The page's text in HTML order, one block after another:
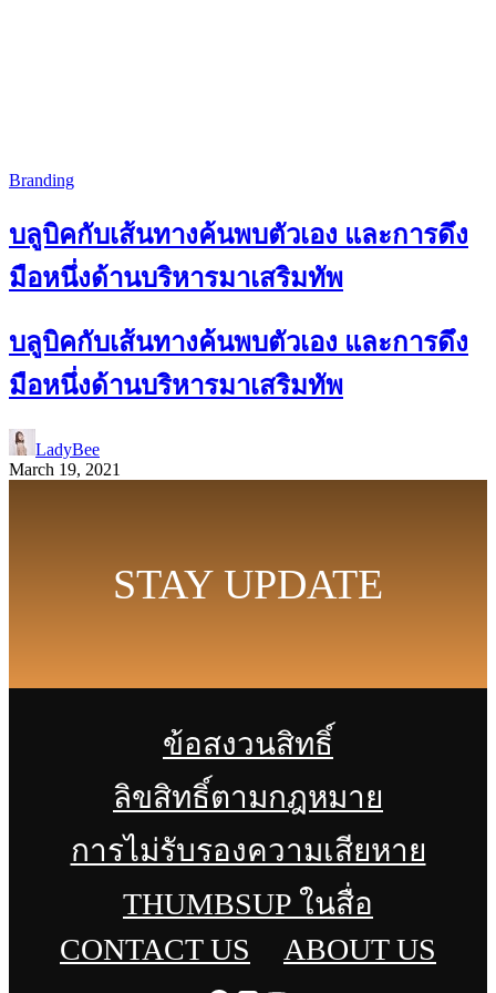
Branding
บลูบิคกับเส้นทางค้นพบตัวเอง และการดึง
มือหนึ่งด้านบริหารมาเสริมทัพ
บลูบิคกับเส้นทางค้นพบตัวเอง และการดึง
มือหนึ่งด้านบริหารมาเสริมทัพ
LadyBee
March 19, 2021
STAY UPDATE
ข้อสงวนสิทธิ์
ลิขสิทธิ์ตามกฎหมาย
การไม่รับรองความเสียหาย
THUMBSUP ในสื่อ
CONTACT US
ABOUT US